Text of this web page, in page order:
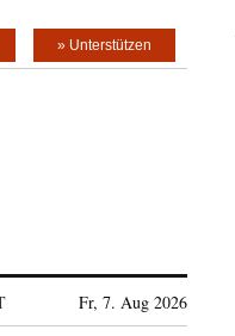
» Unterstützen
Fr, 7. Aug 2026